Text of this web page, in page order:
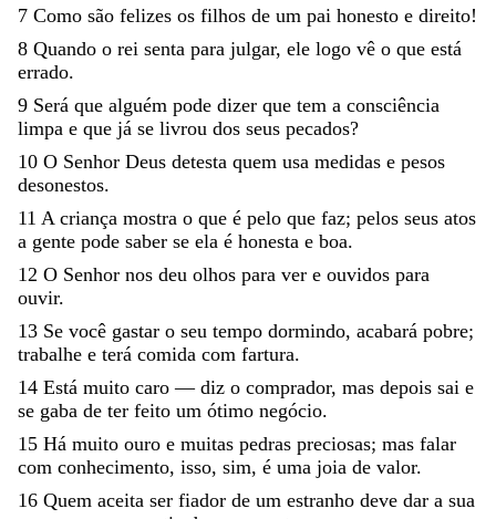
7 Como são felizes os filhos de um pai honesto e direito!
8 Quando o rei senta para julgar, ele logo vê o que está
errado.
9 Será que alguém pode dizer que tem a consciência
limpa e que já se livrou dos seus pecados?
10 O Senhor Deus detesta quem usa medidas e pesos
desonestos.
11 A criança mostra o que é pelo que faz; pelos seus atos
a gente pode saber se ela é honesta e boa.
12 O Senhor nos deu olhos para ver e ouvidos para
ouvir.
13 Se você gastar o seu tempo dormindo, acabará pobre;
trabalhe e terá comida com fartura.
14 Está muito caro— diz o comprador, mas depois sai e
se gaba de ter feito um ótimo negócio.
15 Há muito ouro e muitas pedras preciosas; mas falar
com conhecimento, isso, sim, é uma joia de valor.
16 Quem aceita ser fiador de um estranho deve dar a sua